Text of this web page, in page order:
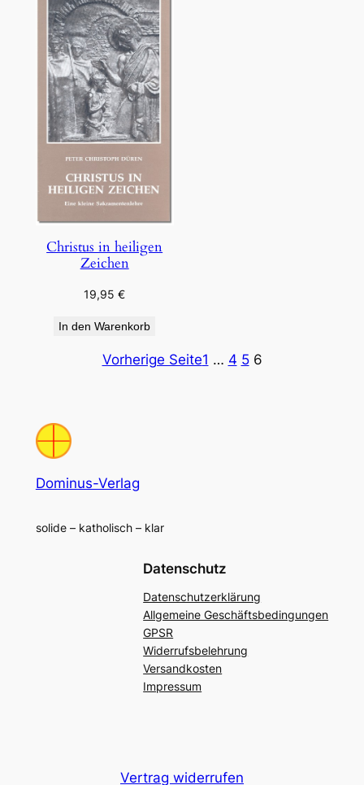
Christus in heiligen
Zeichen
19,95€
In den Warenkorb
Vorherige Seite1 … 4 5 6
Dominus-Verlag
solide – katholisch – klar
Datenschutz
Datenschutzerklärung
Allgemeine Geschäftsbedingungen
GPSR
Widerrufsbelehrung
Versandkosten
Impressum
Vertrag widerrufen